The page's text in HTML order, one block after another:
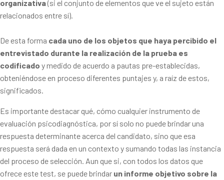
organizativa(si el conjunto de elementos que ve el sujeto están
relacionados entre sí).
De esta forma cada uno de los objetos que haya percibido el
entrevistado durante la realización de la prueba es
codificado y medido de acuerdo a pautas pre-establecidas,
obteniéndose en proceso diferentes puntajes y, a raíz de estos,
significados.
Es importante destacar qué, cómo cualquier instrumento de
evaluación psicodiagnóstica, por sí solo no puede brindar una
respuesta determinante acerca del candidato, sino que esa
respuesta será dada en un contexto y sumando todas las instancia
del proceso de selección. Aun que si, con todos los datos que
ofrece este test, se puede brindar un informe objetivo sobre la